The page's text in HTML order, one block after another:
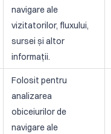
navigare ale
vizitatorilor, fluxului,
sursei și altor
informații.
Folosit pentru
analizarea
obiceiurilor de
navigare ale